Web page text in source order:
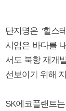
단지명은 ‘힐스
시엄은 바다를
서도 북항 재개
선보이기 위해
SK에코플랜트